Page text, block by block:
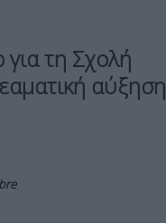
τη Σχολή
αύξηση